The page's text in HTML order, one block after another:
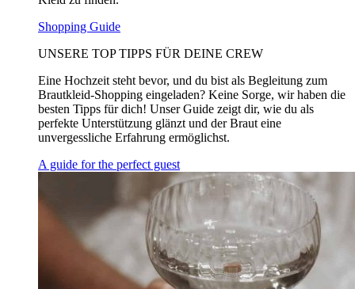
Shopping Guide
UNSERE TOP TIPPS FÜR DEINE CREW
Eine Hochzeit steht bevor, und du bist als Begleitung zum
Brautkleid-Shopping eingeladen? Keine Sorge, wir haben die
besten Tipps für dich! Unser Guide zeigt dir, wie du als
perfekte Unterstützung glänzt und der Braut eine
unvergessliche Erfahrung ermöglichst.
A guide for the perfect guest